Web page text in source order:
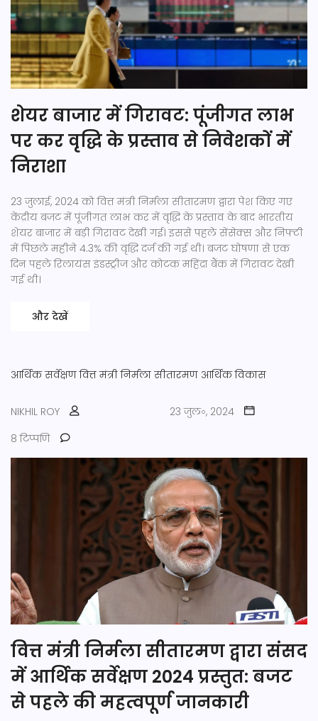
शेयर बाजार में गिरावट: पूंजीगत लाभ
पर कर वृद्धि के प्रस्ताव से निवेशकों में
निराशा
23 जुलाई, 2024 को वित्त मंत्री निर्मला सीतारमण द्वारा पेश किए गए
केंद्रीय बजट में पूंजीगत लाभ कर में वृद्धि के प्रस्ताव के बाद भारतीय
शेयर बाजार में बड़ी गिरावट देखी गई। इससे पहले सेंसेक्स और निफ्टी
में पिछले महीने 4.3% की वृद्धि दर्ज की गई थी। बजट घोषणा से एक
दिन पहले रिलायंस इंडस्ट्रीज और कोटक महिंद्रा बैंक में गिरावट देखी
गई थी।
और देखें
आर्थिक सर्वेक्षण वित्त मंत्री निर्मला सीतारमण आर्थिक विकास
NIKHIL ROY
23 जुल॰, 2024
8 टिप्पणि
वित्त मंत्री निर्मला सीतारमण द्वारा संसद
में आर्थिक सर्वेक्षण 2024 प्रस्तुत: बजट
से पहले की महत्वपूर्ण जानकारी